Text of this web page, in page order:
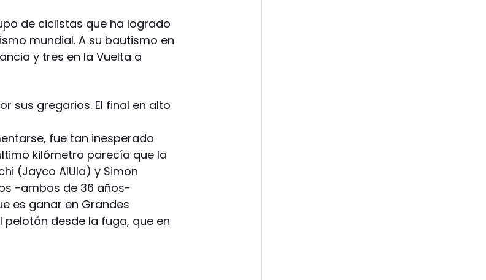
de ciclistas que ha logrado
mundial. A su bautismo en
y tres en la Vuelta a
sus gregarios. El final en alto
fue tan inesperado
kilómetro parecía que la
(Jayco AlUla) y Simon
-ambos de 36 años-
es ganar en Grandes
pelotón desde la fuga, que en